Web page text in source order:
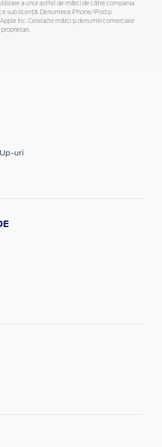
a unor astfel de mărci de către compania
sub licență. Denumirea iPhone/iPod și
Inc. Celelalte mărci și denumiri comerciale
uri